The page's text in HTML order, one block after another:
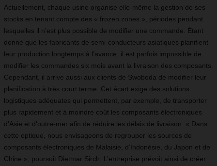
Actuellement, chaque usine organise elle-même la gestion de ses
stocks en tenant compte des « frozen zones », périodes pendant
lesquelles il n’est plus possible de modifier une commande. Étant
donné que les fabricants de semi-conducteurs asiatiques planifient
leur production longtemps à l’avance, il est parfois impossible de
modifier les commandes six mois avant la livraison des composants.
Cependant, il arrive aussi aux clients de Swoboda de modifier leur
planification à très court terme. Cet écart exige des solutions
logistiques adéquates qui permettent, par exemple, de transporter
plus rapidement et à moindre coût les composants électroniques
d’Asie et d’outre-mer afin de réduire les délais de livraison. « Dans
cette optique, nous envisageons de regrouper les sources de
composants électroniques de Malaisie, d’Indonésie, du Japon et de
Chine », poursuit Dietmar Sirch. L’entreprise prévoit ainsi de créer